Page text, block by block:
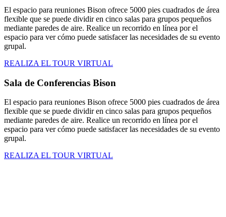
El espacio para reuniones Bison ofrece 5000 pies cuadrados de área
flexible que se puede dividir en cinco salas para grupos pequeños
mediante paredes de aire. Realice un recorrido en línea por el
espacio para ver cómo puede satisfacer las necesidades de su evento
grupal.
REALIZA EL TOUR VIRTUAL
Sala de Conferencias Bison
El espacio para reuniones Bison ofrece 5000 pies cuadrados de área
flexible que se puede dividir en cinco salas para grupos pequeños
mediante paredes de aire. Realice un recorrido en línea por el
espacio para ver cómo puede satisfacer las necesidades de su evento
grupal.
REALIZA EL TOUR VIRTUAL